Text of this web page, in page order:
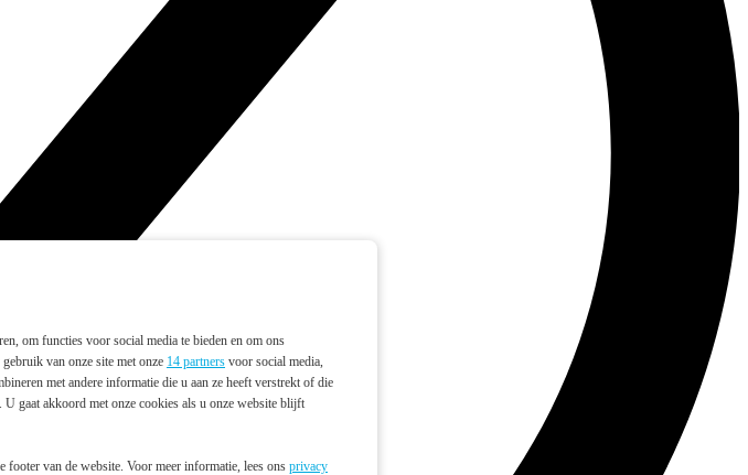
om functies voor social media te bieden en om ons
van onze site met onze 14 partners voor social media,
met andere informatie die u aan ze heeft verstrekt of die
gaat akkoord met onze cookies als u onze website blijft
van de website. Voor meer informatie, lees ons privacy